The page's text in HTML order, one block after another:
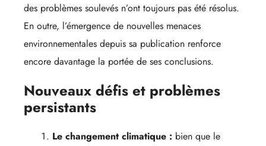
des problèmes soulevés n’ont toujours pas été résolus.
En outre, l’émergence de nouvelles menaces
environnementales depuis sa publication renforce
encore davantage la portée de ses conclusions.
Nouveaux défis et problèmes
persistants
Le changement climatique : bien que le